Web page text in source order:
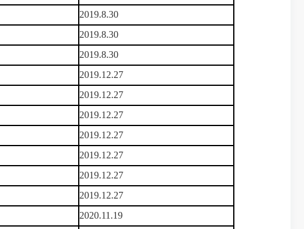
2019.8.30
2019.8.30
2019.8.30
2019.12.27
2019.12.27
2019.12.27
2019.12.27
2019.12.27
2019.12.27
2019.12.27
2020.11.19